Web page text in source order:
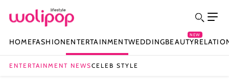
HOMEFASHIONENTERTAINMENTWEDDINGBEAUTY
NEW
ENTERTAINMENT NEWSCELEB STYLE